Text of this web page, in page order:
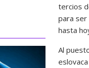
tercios
para ser
hasta
Al
eslovaca